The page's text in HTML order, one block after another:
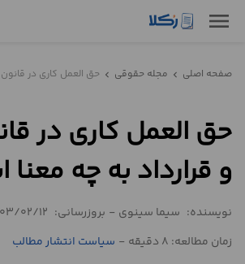
menu
نمونه
تنظیم
حقوقی
تلفنی
صفحه اصلی chevron_left مجله حقوقی chevron_left حق العمل کاری در
حق العمل کاری در
و قرارداد به چه
نویسنده: سیما سینوی - بروزرسانی: 02/12
زمان مطالعه: 8 دقیقه
- سیاست انتشار مطالب